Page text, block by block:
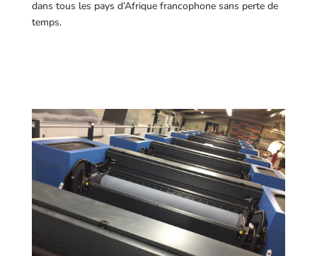
dans tous les pays d’Afrique francophone sans perte de
temps.